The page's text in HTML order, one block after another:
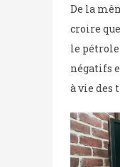
De la
croire
le
négatifs
à vie des